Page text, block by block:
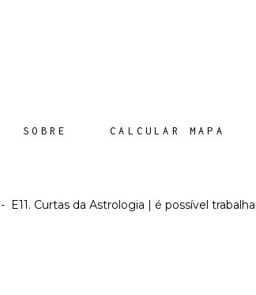
SOBRE CALCULAR MAPA
- E11. Curtas da Astrologia | é possível